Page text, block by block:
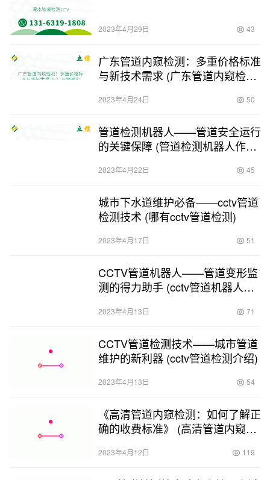
2023年4月29日 43
广东管道内窥检测：多重价格标准
与新技术需求 (广东管道内窥检测
2023年4月24日 50
管道检测机器人——管道安全运行
的关键保障 (管道检测机器人作业
2023年4月22日 45
城市下水道维护必备——cctv管道
检测技术 (哪有cctv管道检测)
2023年4月17日 51
CCTV管道机器人——管道变形监
测的得力助手 (cctv管道机器人如
2023年4月13日 71
CCTV管道检测技术——城市管道
维护的新利器 (cctv管道检测介绍)
2023年4月13日 54
《高清管道内窥检测：如何了解正
确的收费标准》 (高清管道内窥检
2023年4月12日 119